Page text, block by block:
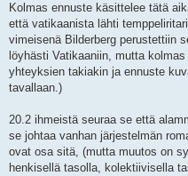
Kolmas ennuste käsittelee tätä
että vatikaanista lähti
vimeisenä Bilderberg perustettiin
löyhästi Vatikaaniin, mutta
yhteyksien takiakin ja ennuste
tavallaan.)
20.2 ihmeistä seuraa se että
se johtaa vanhan järjestelmän
ovat osa sitä, (mutta muutos on
henkisellä tasolla, kolektiivisella